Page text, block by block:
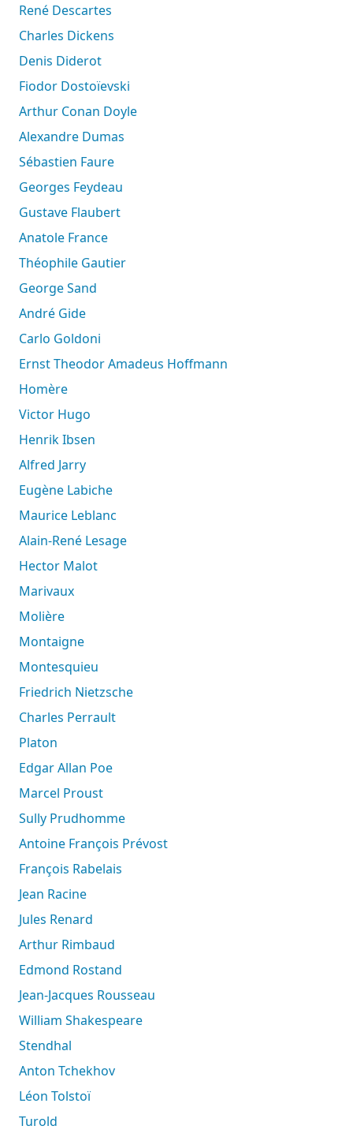
René Descartes
Charles Dickens
Denis Diderot
Fiodor Dostoïevski
Arthur Conan Doyle
Alexandre Dumas
Sébastien Faure
Georges Feydeau
Gustave Flaubert
Anatole France
Théophile Gautier
George Sand
André Gide
Carlo Goldoni
Ernst Theodor Amadeus Hoffmann
Homère
Victor Hugo
Henrik Ibsen
Alfred Jarry
Eugène Labiche
Maurice Leblanc
Alain-René Lesage
Hector Malot
Marivaux
Molière
Montaigne
Montesquieu
Friedrich Nietzsche
Charles Perrault
Platon
Edgar Allan Poe
Marcel Proust
Sully Prudhomme
Antoine François Prévost
François Rabelais
Jean Racine
Jules Renard
Arthur Rimbaud
Edmond Rostand
Jean-Jacques Rousseau
William Shakespeare
Stendhal
Anton Tchekhov
Léon Tolstoï
Turold